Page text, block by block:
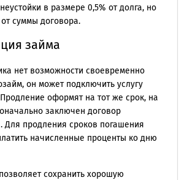
в размере 0,5% от долга, но
суммы договора.
займа
нет возможности своевременно
он может подключить услугу
оформят на тот же срок, на
заключен договор
Для продления сроков погашения
начисленные проценты ко дню
сохранить хорошую